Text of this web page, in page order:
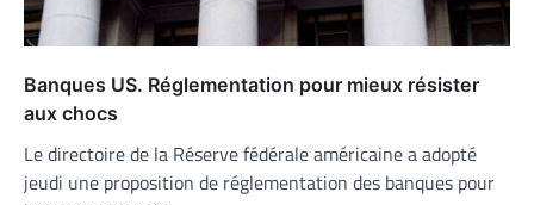
Banques US. Réglementation pour mieux résister
aux chocs
Le directoire de la Réserve fédérale américaine a adopté
jeudi une proposition de réglementation des banques pour